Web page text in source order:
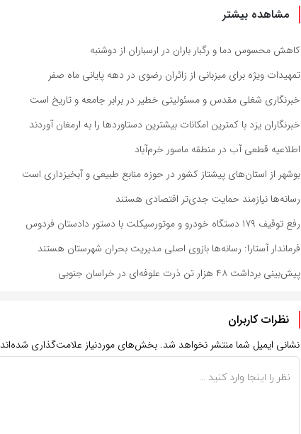
مشاهده بیشتر
کاهش محسوس دما و رگبار باران در ارسباران از دوشنبه
تمهیدات ویژه برای میزبانی از زائران رضوی در دهه پایانی ماه صفر
خبرنگاری شغلی مقدس و مسئولیتی خطیر در برابر جامعه و تاریخ است
خبرنگاران یزد با کمترین امکانات بیشترین دستاوردها را به ارمغان آوردند
اطلاعیه قطعی آب در منطقه ماسور خرم‌آباد
بوشهر از استان‌های پیشتاز کشور در حوزه منابع طبیعی و آبخیزداری است
رسانه‌ها نیازمند حمایت جدی‌تر اقتصادی هستند
رفع توقیف ۱۷۹ دستگاه خودرو و موتورسیکلت با دستور دادستان فردوس
فرماندار آستارا: رسانه‌ها بازوی اصلی مدیریت بحران شهرستان هستند
پیش‌بینی برداشت ۴۸ هزار تن ذرت علوفه‌ای در خراسان جنوبی
نظرات کاربران
نشانی ایمیل شما منتشر نخواهد شد. بخش‌های موردنیاز علامت‌گذاری شده‌اند